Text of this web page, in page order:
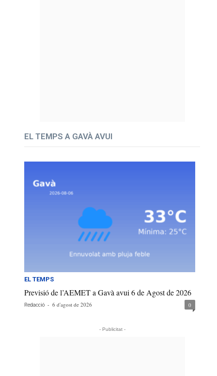
EL TEMPS A GAVÀ AVUI
EL TEMPS
Previsió de l’AEMET a Gavà avui 6 de Agost de 2026
Redacció - 6 d'agost de 2026 0
- Publicitat -